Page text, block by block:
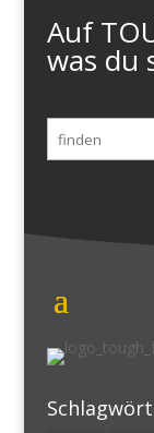
Auf
was du
Suchen
nach: